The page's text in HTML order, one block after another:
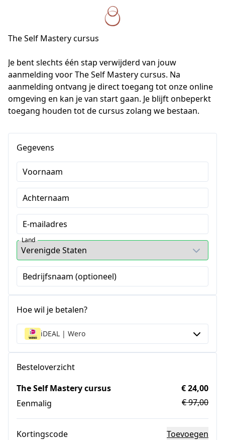
The Self Mastery cursus
Je bent slechts één stap verwijderd van jouw
aanmelding voor The Self Mastery cursus. Na
aanmelding ontvang je direct toegang tot onze online
omgeving en kan je van start gaan. Je blijft onbeperkt
toegang houden tot de cursus zolang we bestaan.
Gegevens
Voornaam
Achternaam
E-mailadres
Land
Bedrijfsnaam (optioneel)
Hoe wil je betalen?
iDEAL | Wero
Besteloverzicht
The Self Mastery cursus
Eenmalig
€ 24,00
€ 97,00
Kortingscode Toevoegen